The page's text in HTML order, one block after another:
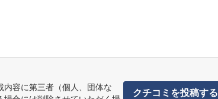
容に第三者（個人、団体な
クチコミを投稿する